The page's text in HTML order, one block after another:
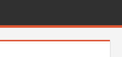
FEUERWEHR